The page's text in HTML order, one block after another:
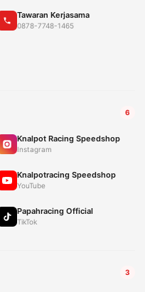
Tawaran Kerjasama
0878-7748-1465
6
Knalpot Racing Speedshop
Instagram
Knalpotracing Speedshop
YouTube
Papahracing Official
TikTok
3